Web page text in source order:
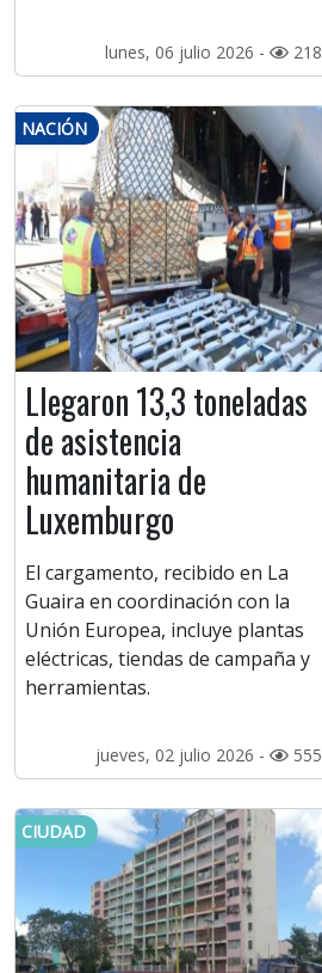
lunes, 06 julio 2026 - 218
NACIÓN
Llegaron 13,3 toneladas
de asistencia
humanitaria de
Luxemburgo
El cargamento, recibido en La
Guaira en coordinación con la
Unión Europea, incluye plantas
eléctricas, tiendas de campaña y
herramientas.
jueves, 02 julio 2026 - 555
CIUDAD